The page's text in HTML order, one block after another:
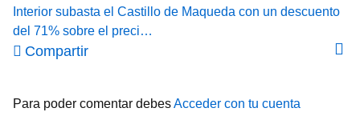
Interior subasta el Castillo de Maqueda con un descuento
del 71% sobre el preci…
Compartir
Para poder comentar debesAcceder con tu cuenta